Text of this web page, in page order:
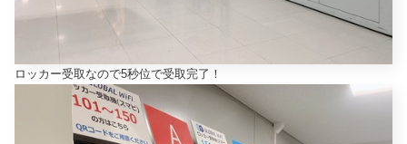
ロッカー受取なので5秒位で受取完了！